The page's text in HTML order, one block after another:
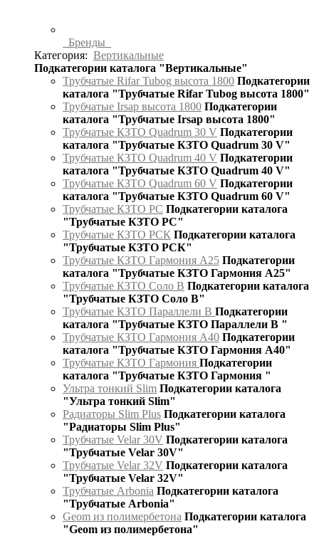
Бренды
Категория: Вертикальные
Подкатегории каталога "Вертикальные"
Трубчатые Rifar Tubog высота 1800 Подкатегории
каталога "Трубчатые Rifar Tubog высота 1800"
Трубчатые Irsap высота 1800 Подкатегории
каталога "Трубчатые Irsap высота 1800"
Трубчатые КЗТО Quadrum 30 V Подкатегории
каталога "Трубчатые КЗТО Quadrum 30 V"
Трубчатые КЗТО Quadrum 40 V Подкатегории
каталога "Трубчатые КЗТО Quadrum 40 V"
Трубчатые КЗТО Quadrum 60 V Подкатегории
каталога "Трубчатые КЗТО Quadrum 60 V"
Трубчатые КЗТО РС Подкатегории каталога
"Трубчатые КЗТО РС"
Трубчатые КЗТО РСК Подкатегории каталога
"Трубчатые КЗТО РСК"
Трубчатые КЗТО Гармония А25 Подкатегории
каталога "Трубчатые КЗТО Гармония А25"
Трубчатые КЗТО Соло В Подкатегории каталога
"Трубчатые КЗТО Соло В"
Трубчатые КЗТО Параллели В Подкатегории
каталога "Трубчатые КЗТО Параллели В "
Трубчатые КЗТО Гармония А40 Подкатегории
каталога "Трубчатые КЗТО Гармония А40"
Трубчатые КЗТО Гармония Подкатегории
каталога "Трубчатые КЗТО Гармония "
Ультра тонкий Slim Подкатегории каталога
"Ультра тонкий Slim"
Радиаторы Slim Plus Подкатегории каталога
"Радиаторы Slim Plus"
Трубчатые Velar 30V Подкатегории каталога
"Трубчатые Velar 30V"
Трубчатые Velar 32V Подкатегории каталога
"Трубчатые Velar 32V"
Трубчатые Arbonia Подкатегории каталога
"Трубчатые Arbonia"
Geom из полимербетона Подкатегории каталога
"Geom из полимербетона"